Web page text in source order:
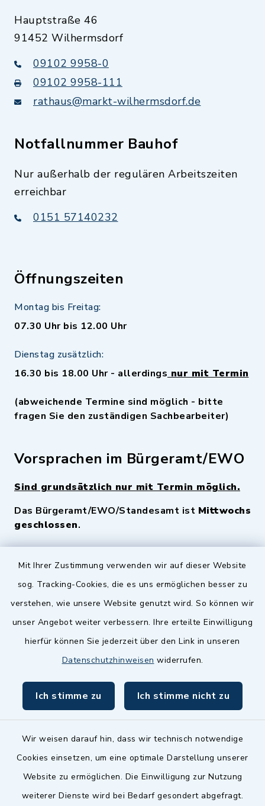
Mit Ihrer Zustimmung verwenden wir auf dieser Website
sog. Tracking-Cookies, die es uns ermöglichen besser zu
verstehen, wie unsere Website genutzt wird. So können wir
unser Angebot weiter verbessern. Ihre erteilte Einwilligung
hierfür können Sie jederzeit über den Link in unseren
Datenschutzhinweisen widerrufen.
Ich stimme zu Ich stimme nicht zu
Wir weisen darauf hin, dass wir technisch notwendige
Cookies einsetzen, um eine optimale Darstellung unserer
Website zu ermöglichen. Die Einwilligung zur Nutzung
weiterer Dienste wird bei Bedarf gesondert abgefragt.
Hauptstraße 46
91452 Wilhermsdorf
09102 9958-0
09102 9958-111
rathaus@markt-wilhermsdorf.de
Notfallnummer Bauhof
Nur außerhalb der regulären Arbeitszeiten
erreichbar
0151 57140232
Öffnungszeiten
Montag bis Freitag:
07.30 Uhr bis 12.00 Uhr
Dienstag zusätzlich:
16.30 bis 18.00 Uhr - allerdings nur mit Termin
(abweichende Termine sind möglich - bitte
fragen Sie den zuständigen Sachbearbeiter)
Vorsprachen im Bürgeramt/EWO
Sind grundsätzlich nur mit Termin möglich.
Das Bürgeramt/EWO/Standesamt ist Mittwochs
geschlossen.
Quicklinks
Zenngrund Allianz
Dillenberggruppe
inixmedia GmbH